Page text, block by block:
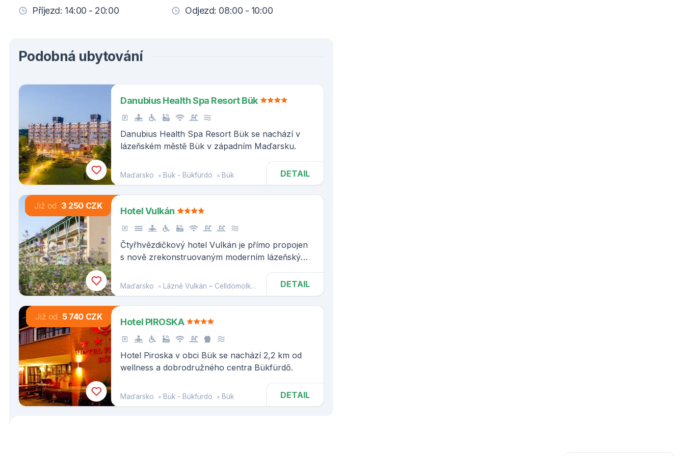
Příjezd: 14:00 - 20:00 Odjezd: 08:00 - 10:00
Podobná ubytování
Danubius Health Spa Resort Bük
Danubius Health Spa Resort Bük se nachází v
lázeňském městě Bük v západním Maďarsku.
Maďarsko Bük - Bükfürdö Bük DETAIL
Již od 3 250 CZK Hotel Vulkán
Čtyřhvězdičkový hotel Vulkán je přímo propojen
s nově zrekonstruovaným moderním lázeňským
termální vodou z okolí nedalekého vyhaslého
vulkánu Ság-Hegy.
Maďarsko Lázně Vulkán – Celldömölk CelldömölkDETAIL
Již od 5 740 CZK Hotel PIROSKA
Hotel Piroska v obci Bük se nachází 2,2 km od
wellness a dobrodružného centra Bükfürdő.
Maďarsko Bük - Bükfürdö Bük DETAIL